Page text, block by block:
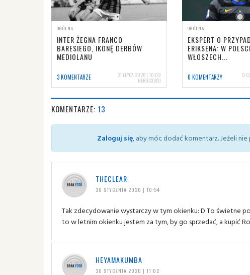
OGÓLNA
INTER ŻEGNA FRANCO
BARESIEGO, IKONĘ DERBÓW
MEDIOLANU
3 KOMENTARZE 31 LIPCA 2026 | 10:09
NERIOCORSI
OGÓLNA
EKSPERT O
ERIKSENA: W
WŁOSZECH...
0 KOMENTARZY 9
KOMENTARZE: 13
Zaloguj się, aby móc dodać komentarz. Jeżeli
THECLEAR
30 STYCZNIA 2020 | 10:54
Tak zdecydowanie wystarczy w tym okienku: D To świetne
to w letnim okienku jestem za tym, by go sprzedać, a kupić
HEYAMAKUMBA
30 STYCZNIA 2020 | 11:02